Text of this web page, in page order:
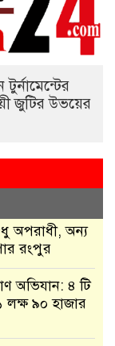
জুটির উভয়ের
অপরাধী, অন্য
রংপুর
অভিযান: ৪ টি
লক্ষ ৯০ হাজার